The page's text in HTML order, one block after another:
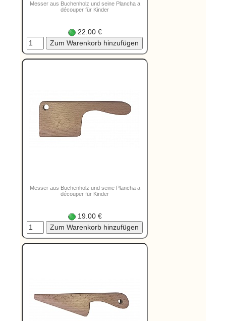
Messer aus Buchenholz und seine Plancha a
découper für Kinder
22.00 €
Messer aus Buchenholz und seine Plancha a
découper für Kinder
19.00 €